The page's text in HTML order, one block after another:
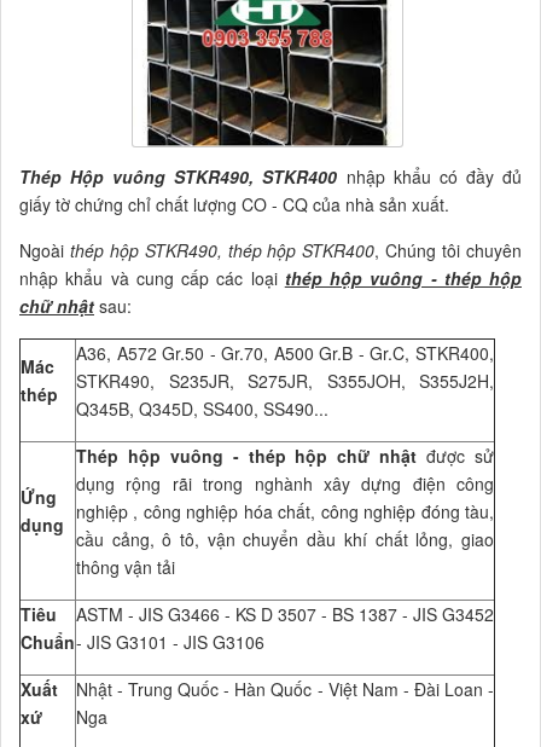
Thép Hộp vuông STKR490, STKR400 nhập khẩu có đầy đủ
giấy tờ chứng chỉ chất lượng CO - CQ của nhà sản xuất.
Ngoài thép hộp STKR490, thép hộp STKR400, Chúng tôi chuyên
nhập khẩu và cung cấp các loại thép hộp vuông - thép hộp
chữ nhật sau:
Mác
thép
A36, A572 Gr.50 - Gr.70, A500 Gr.B - Gr.C, STKR400,
STKR490, S235JR, S275JR, S355JOH, S355J2H,
Q345B, Q345D, SS400, SS490...
Ứng
dụng
Thép hộp vuông - thép hộp chữ nhậtđược sử
dụng rộng rãi trong nghành xây dựng điện công
nghiệp , công nghiệp hóa chất, công nghiệp đóng tàu,
cầu cảng, ô tô, vận chuyển dầu khí chất lỏng, giao
thông vận tải
Tiêu
Chuẩn
ASTM - JIS G3466 - KS D 3507 - BS 1387 - JIS G3452
- JIS G3101 - JIS G3106
Xuất
xứ
Nhật - Trung Quốc - Hàn Quốc - Việt Nam - Đài Loan -
Nga